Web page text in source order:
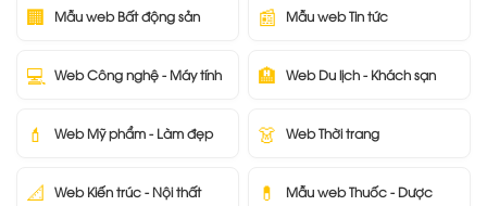
🏢 Mẫu web Bất động sản 📰 Mẫu web Tin tức
💻 Web Công nghệ - Máy tính 🏨 Web Du lịch - Khách sạn
💄 Web Mỹ phẩm - Làm đẹp 👗 Web Thời trang
📐 Web Kiến trúc - Nội thất 💊 Mẫu web Thuốc - Dược